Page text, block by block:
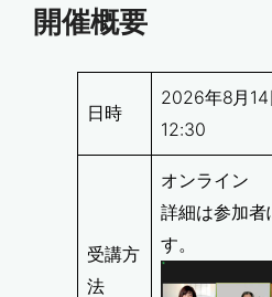
開催概要
日時
2026年8月
12:30
受講方
法
オンライン
詳細は参加者
す。